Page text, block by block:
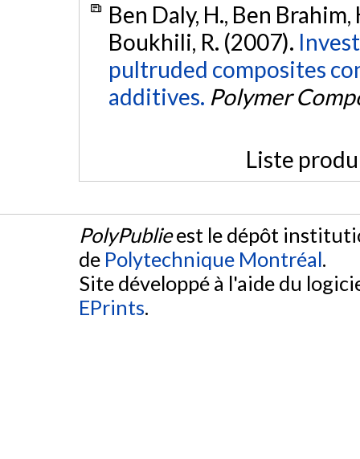
Ben Daly, H., Ben
Boukhili, R. (2007).
pultruded composites
additives. Polymer
Liste
PolyPublieest le dépôt
de Polytechnique Montréal.
Site développé à l'aide du
EPrints.